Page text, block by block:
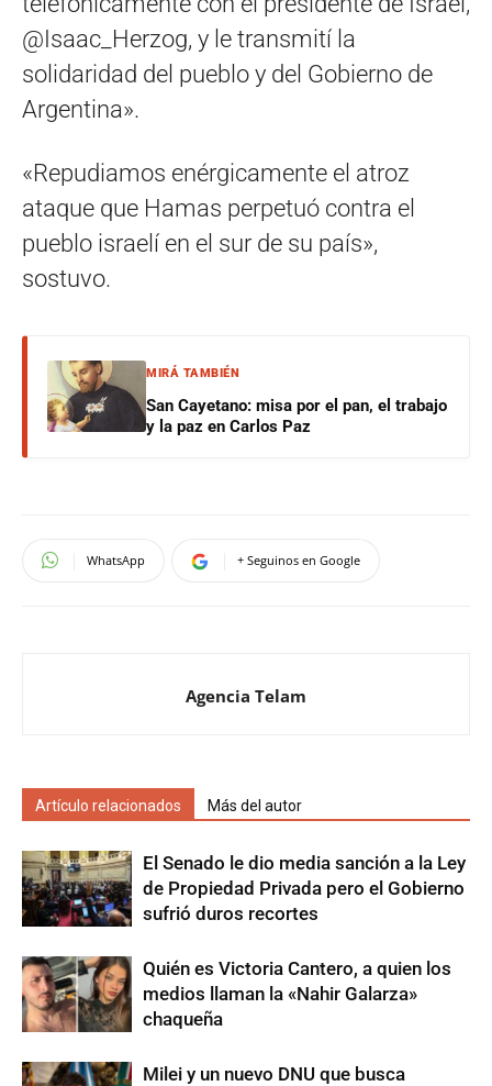
@Isaac_Herzog, y le transmití la
solidaridad del pueblo y del Gobierno de
Argentina».
«Repudiamos enérgicamente el atroz
ataque que Hamas perpetuó contra el
pueblo israelí en el sur de su país»,
sostuvo.
MIRÁ TAMBIÉN
San Cayetano: misa por el pan, el trabajo
y la paz en Carlos Paz
WhatsApp + Seguinos en Google
Agencia Telam
Artículo relacionados Más del autor
El Senado le dio media sanción a la Ley
de Propiedad Privada pero el Gobierno
sufrió duros recortes
Quién es Victoria Cantero, a quien los
medios llaman la «Nahir Galarza»
chaqueña
Milei y un nuevo DNU que busca